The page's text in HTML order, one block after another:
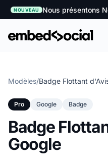
NOUVEAU Nous présentons
Modèles/Badge Flottant
Pro Google Badge
Badge
Google